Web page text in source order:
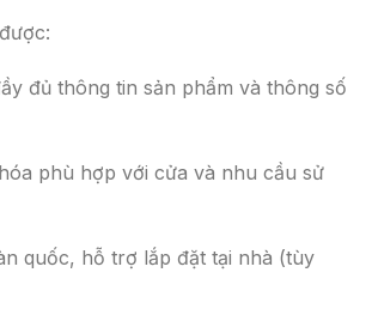
đủ thông tin sản phẩm và thông số
phù hợp với cửa và nhu cầu sử
quốc, hỗ trợ lắp đặt tại nhà (tùy